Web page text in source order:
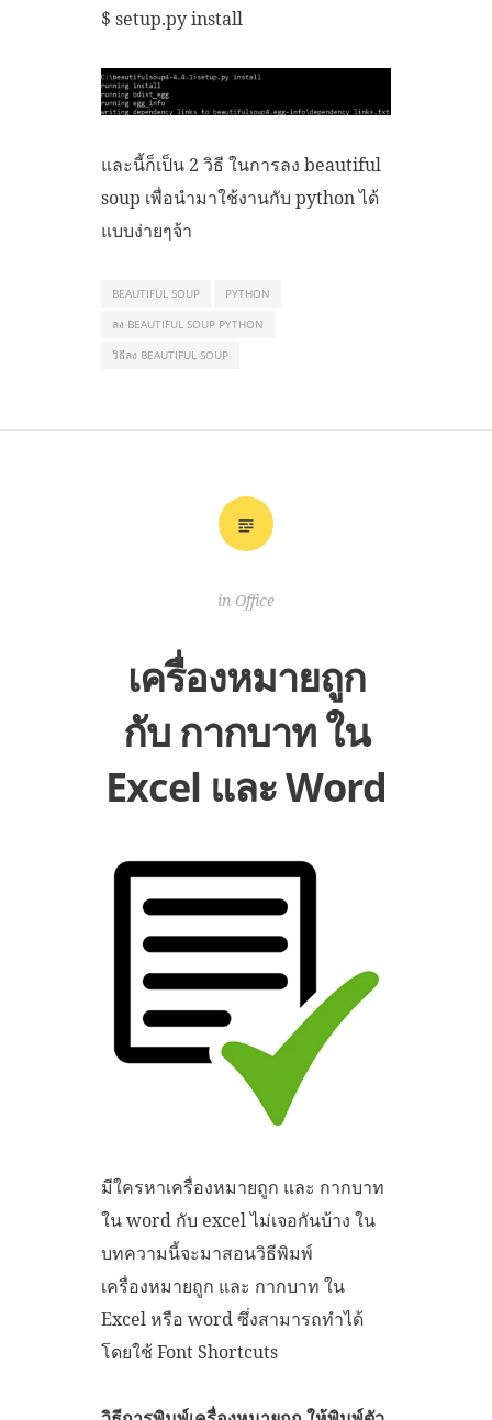
$ setup.py install
และนี้ก็เป็น 2 วิธี ในการลง beautiful
soup เพื่อนำมาใช้งานกับ python ได้
แบบง่ายๆจ้า
BEAUTIFUL SOUP
PYTHON
ลง BEAUTIFUL SOUP PYTHON
วิธีลง BEAUTIFUL SOUP
in Office
เครื่องหมายถูก
กับ กากบาท ใน
Excel และ Word
มีใครหาเครื่องหมายถูก และ กากบาท
ใน word กับ excel ไม่เจอกันบ้าง ใน
บทความนี้จะมาสอนวิธีพิมพ์
เครื่องหมายถูก และ กากบาท ใน
Excel หรือ word ซึ่งสามารถทำได้
โดยใช้ Font Shortcuts